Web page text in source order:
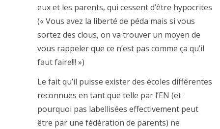
eux et les parents, qui cessent d’être hypocrites
(« Vous avez la liberté de péda mais si vous
sortez des clous, on va trouver un moyen de
vous rappeler que ce n’est pas comme ça qu’il
faut faire!!! »)
Le fait qu’il puisse exister des écoles différentes
reconnues en tant que telle par l’EN (et
pourquoi pas labellisées effectivement peut
être par une fédération de parents) ne